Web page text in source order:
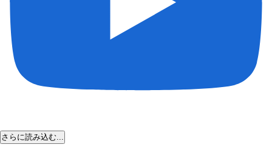
さらに読み込む...